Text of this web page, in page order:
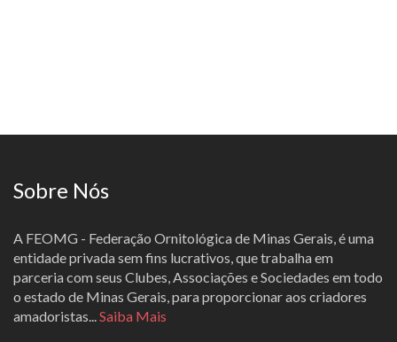
Sobre Nós
A FEOMG - Federação Ornitológica de Minas Gerais, é uma
entidade privada sem fins lucrativos, que trabalha em
parceria com seus Clubes, Associações e Sociedades em todo
o estado de Minas Gerais, para proporcionar aos criadores
amadoristas... Saiba Mais